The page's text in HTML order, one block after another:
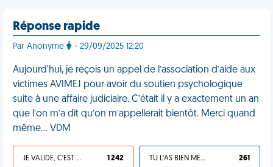
Réponse rapide
Par Anonyme - 29/09/2025 12:20
Aujourd'hui, je reçois un appel de l’association d’aide aux
victimes AVIMEJ pour avoir du soutien psychologique
suite à une affaire judiciaire. C’était il y a exactement un an
que l’on m’a dit qu’on m’appellerait bientôt. Merci quand
même… VDM
JE VALIDE, C'EST UNE VDM 1 242 TU L'AS BIEN MÉRITÉ 261